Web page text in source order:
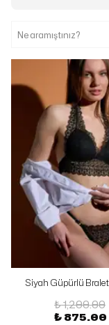
Siyah Güpürlü Bralet
₺ 1,200.00
₺ 875.00